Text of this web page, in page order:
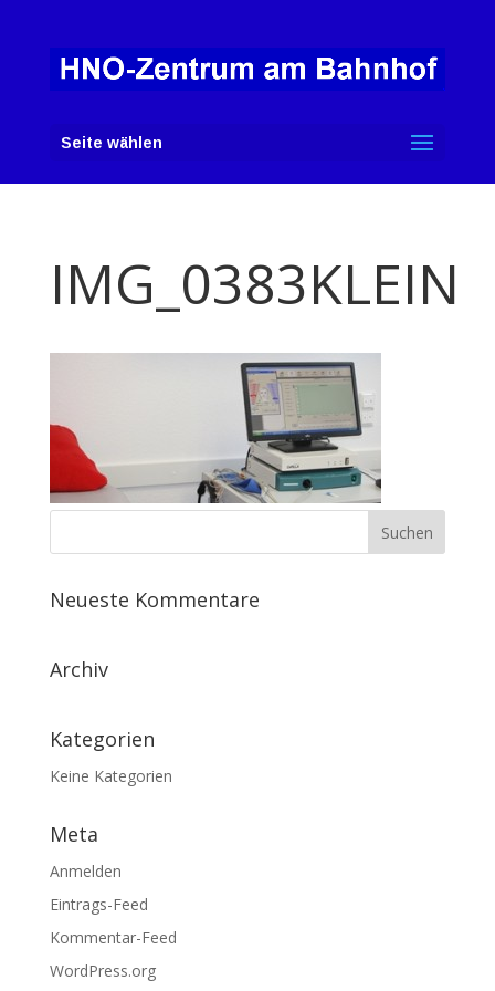
Seite wählen
IMG_0383KLEIN
Neueste Kommentare
Archiv
Kategorien
Keine Kategorien
Meta
Anmelden
Eintrags-Feed
Kommentar-Feed
WordPress.org